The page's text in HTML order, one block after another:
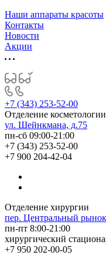
Наши аппараты красоты
Контакты
Новости
Акции
+7 (343) 253-52-00
Отделение косметологии
ул. Шейнкмана, д.75
пн-сб 09:00-21:00
+7 (343) 253-52-00
+7 900 204-42-04
Отделение хирургии
пер. Центральный
пн-пт 8:00-21:00
хирургический
+7 950 202-00-05